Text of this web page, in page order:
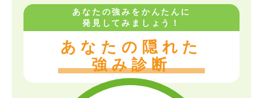
あなたの強みをかんたんに
発見してみましょう！
あなたの隠れた
強み診断